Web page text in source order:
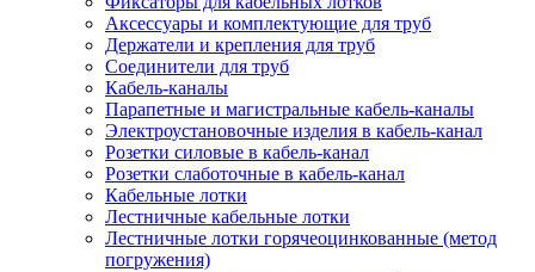
Аксессуары и комплектующие для труб
Держатели и крепления для труб
Соединители для труб
Кабель-каналы
Парапетные и магистральные кабель-каналы
Электроустановочные изделия в кабель-канал
Розетки силовые в кабель-канал
Розетки слаботочные в кабель-канал
Кабельные лотки
Лестничные кабельные лотки
Лестничные лотки горячеоцинкованные (метод
погружения)